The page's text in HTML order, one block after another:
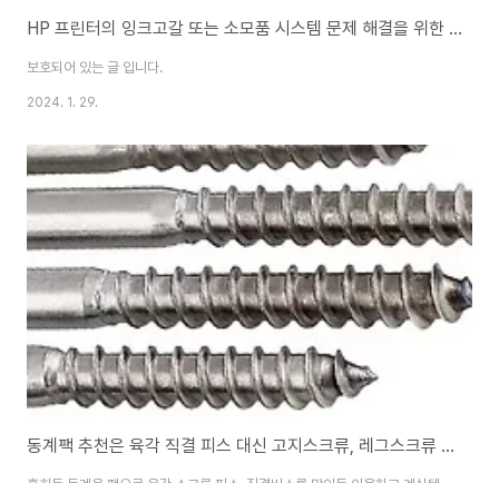
HP 프린터의 잉크고갈 또는 소모품 시스템 문제 해결을 위한 가장 편하고 빠른 방법 (HP8710, HP9010, HP7740 그리고 HP8600과 HP8610)
보호되어 있는 글 입니다.
2024. 1. 29.
동계팩 추천은 육각 직결 피스 대신 고지스크류, 레그스크류 추천